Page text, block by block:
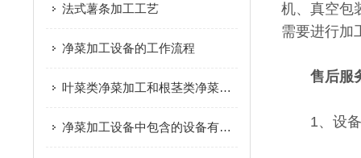
法式薯条加工工艺
净菜加工设备的工作流程
叶菜类净菜加工和根茎类净菜加工这个两种模式的区别是什么？
净菜加工设备中包含的设备有哪些
机、真空包
需要进行加
售后服
1、设备